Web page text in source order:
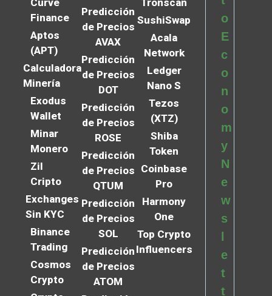
Finance
Aptos
(APT)
Calculadora
Minería
Exodus
Wallet
Minar
Monero
Zil
Cripto
Exchanges
Sin KYC
Binance
Trading
Cosmos
Crypto
Predicción
de Precios
AVAX
Predicción
de Precios
DOT
Predicción
de Precios
ROSE
Predicción
de Precios
QTUM
Predicción
de Precios
SOL
Predicción
de Precios
ATOM
SushiSwap
Acala
Network
Ledger
Nano S
Tezos
(XTZ)
Shiba
Token
Coinbase
Pro
Harmony
One
Top Crypto
Influencers
o
E
c
o
n
o
m
y
N
e
w
s
l
e
t
t